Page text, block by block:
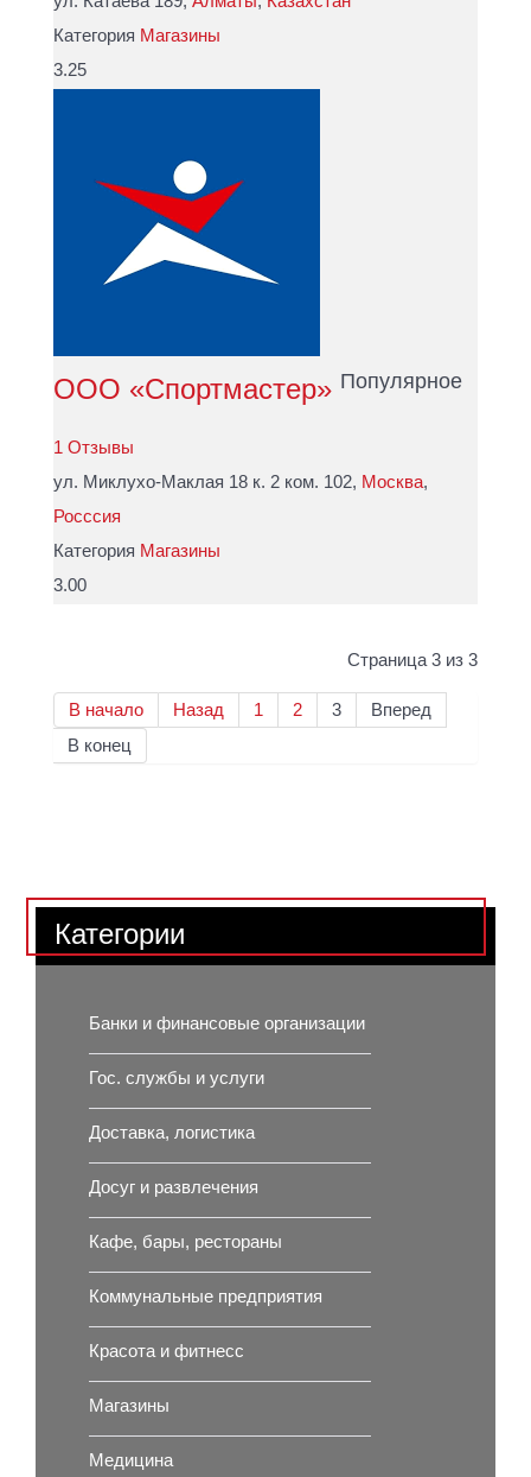
Категория Магазины
3.25
ООО «Спортмастер» Популярное
1 Отзывы
ул. Миклухо-Маклая 18 к. 2 ком. 102, Москва,
Росссия
Категория Магазины
3.00
Страница 3 из 3
В начало Назад 1 2 3
Вперед
В конец
Категории
Банки и финансовые организации
Гос. службы и услуги
Доставка, логистика
Досуг и развлечения
Кафе, бары, рестораны
Коммунальные предприятия
Красота и фитнесс
Магазины
Медицина